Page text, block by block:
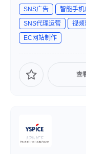
媒体プロモーション
生・SDGs対応など
SNS广告 智能手机
SNS代理运营
视频
EC网站制作
查